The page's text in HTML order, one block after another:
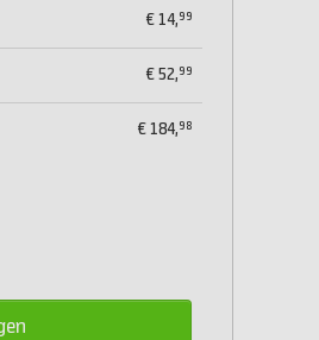
€14,99
€52,99
€184,98